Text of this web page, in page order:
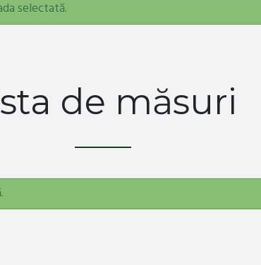
selectată.
de măsuri